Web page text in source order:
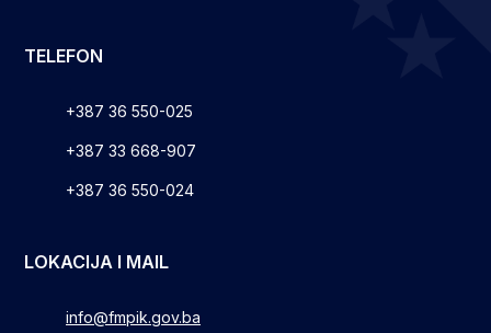
TELEFON
+387 36 550-025
+387 33 668-907
+387 36 550-024
LOKACIJA I MAIL
info@fmpik.gov.ba